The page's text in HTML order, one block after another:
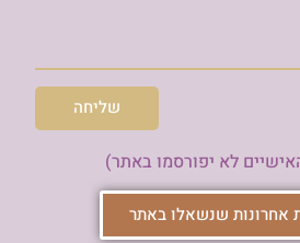
שליחה
לא יפורסמו באתר)
אחרונות שנשאלו באתר